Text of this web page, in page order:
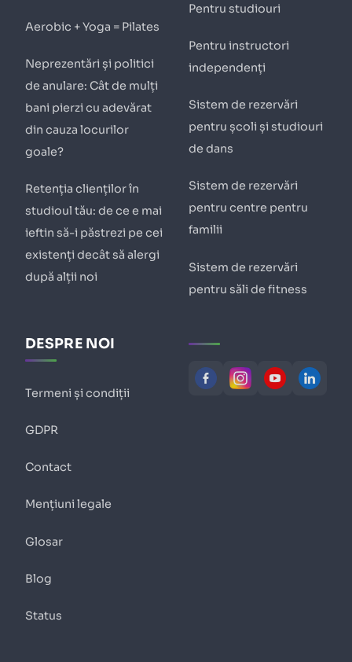
Aerobic + Yoga = Pilates
Neprezentări și politici
de anulare: Cât de mulți
bani pierzi cu adevărat
din cauza locurilor
goale?
Retenția clienților în
studioul tău: de ce e mai
ieftin să-i păstrezi pe cei
existenți decât să alergi
după alții noi
Pentru studiouri
Pentru instructori
independenți
Sistem de rezervări
pentru școli și studiouri
de dans
Sistem de rezervări
pentru centre pentru
familii
Sistem de rezervări
pentru săli de fitness
DESPRE NOI
Termeni și condiții
GDPR
Contact
Mențiuni legale
Glosar
Blog
Status